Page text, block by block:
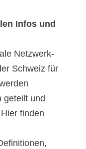
Infos und
Netzwerk-
Schweiz für
geteilt und
finden